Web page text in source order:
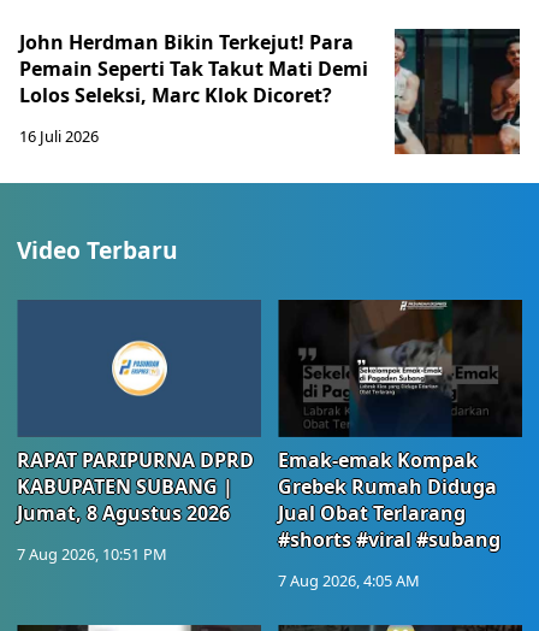
John Herdman Bikin Terkejut! Para
Pemain Seperti Tak Takut Mati Demi
Lolos Seleksi, Marc Klok Dicoret?
16 Juli 2026
Video Terbaru
RAPAT PARIPURNA DPRD
KABUPATEN SUBANG |
Jumat, 8 Agustus 2026
7 Aug 2026, 10:51 PM
Emak-emak Kompak
Grebek Rumah Diduga
Jual Obat Terlarang
#shorts #viral #subang
7 Aug 2026, 4:05 AM